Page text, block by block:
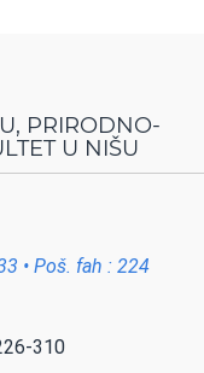
PRIRODNO-
U NIŠU
• Poš. fah : 224
310